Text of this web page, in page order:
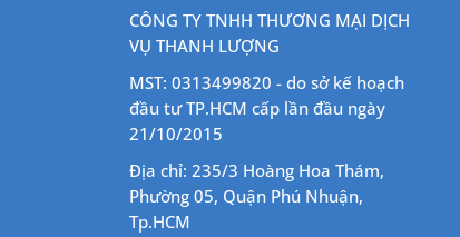
CÔNG TY TNHH THƯƠNG MẠI DỊCH
VỤ THANH LƯỢNG
MST: 0313499820 - do sở kế hoạch
đầu tư TP.HCM cấp lần đầu ngày
21/10/2015
Địa chỉ: 235/3 Hoàng Hoa Thám,
Phường 05, Quận Phú Nhuận,
Tp.HCM